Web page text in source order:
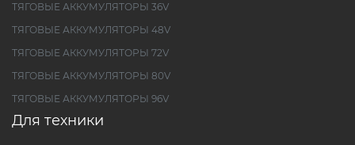
ТЯГОВЫЕ АККУМУЛЯТОРЫ 36V
ТЯГОВЫЕ АККУМУЛЯТОРЫ 48V
ТЯГОВЫЕ АККУМУЛЯТОРЫ 72V
ТЯГОВЫЕ АККУМУЛЯТОРЫ 80V
ТЯГОВЫЕ АККУМУЛЯТОРЫ 96V
Для техники